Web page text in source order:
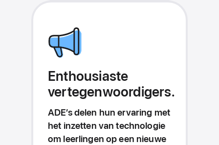
Enthousiaste
vertegenwoordigers.
ADE’s delen hun ervaring met
het inzetten van technologie
om leerlingen op een nieuwe